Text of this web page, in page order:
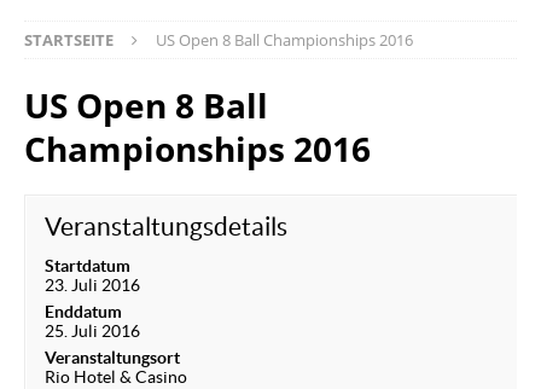
STARTSEITE US Open 8 Ball Championships 2016
US Open 8 Ball
Championships 2016
Veranstaltungsdetails
Startdatum
23. Juli 2016
Enddatum
25. Juli 2016
Veranstaltungsort
Rio Hotel & Casino